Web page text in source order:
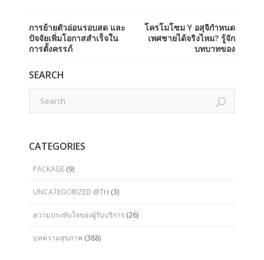
การย้ายตัวอ่อนรอบสด และ
ปัจจัยเพิ่มโอกาสสำเร็จใน
การตั้งครรภ์
โครโมโซม Y อสุจิกำหนด
เพศชายได้จริงไหม? รู้จัก
บทบาทของ
SEARCH
CATEGORIES
PACKAGE (9)
UNCATEGORIZED @TH (3)
ความประทับใจของผู้รับบริการ (26)
บทความสุขภาพ (388)